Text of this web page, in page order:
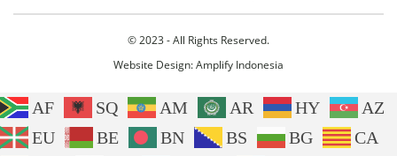
© 2023 - All Rights Reserved.
Website Design:Amplify Indonesia
AF SQ AM AR HY
AZ
EU
BE BN BS BG
CA